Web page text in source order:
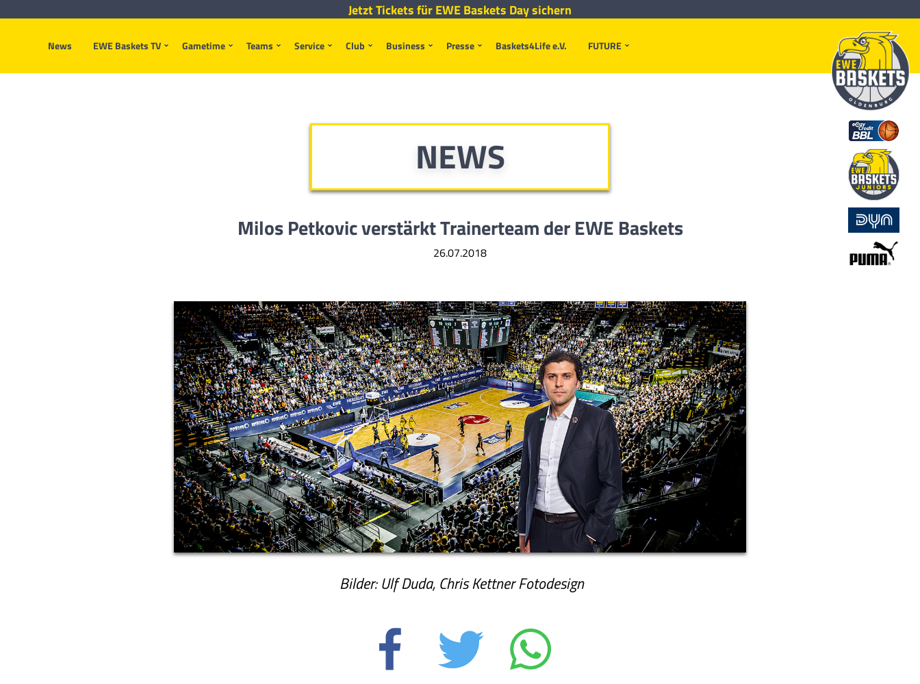
News EWE Baskets TV Gametime Teams Service Club Business Presse Baskets4Life e.V. FUTURE
Jetzt Tickets für EWE Baskets Day sichern
NEWS
Milos Petkovic verstärkt Trainerteam der EWE Baskets
26.07.2018
Bilder: Ulf Duda, Chris Kettner Fotodesign